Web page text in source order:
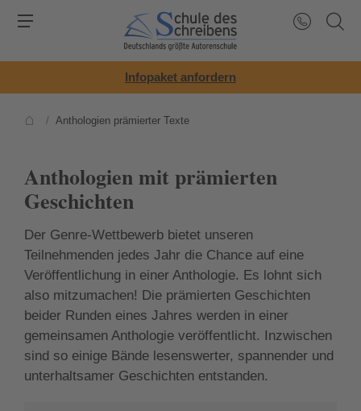
Infopaket anfordern
/ Anthologien prämierter Texte
Anthologien mit prämierten
Geschichten
Der Genre-Wettbewerb bietet unseren
Teilnehmenden jedes Jahr die Chance auf eine
Veröffentlichung in einer Anthologie. Es lohnt sich
also mitzumachen! Die prämierten Geschichten
beider Runden eines Jahres werden in einer
gemeinsamen Anthologie veröffentlicht. Inzwischen
sind so einige Bände lesenswerter, spannender und
unterhaltsamer Geschichten entstanden.